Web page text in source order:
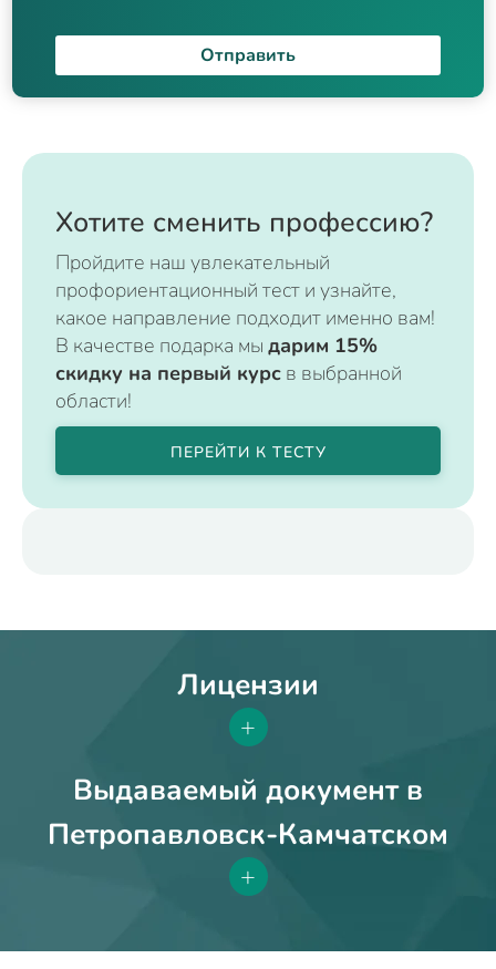
Отправить
Хотите сменить профессию?
Пройдите наш увлекательный
профориентационный тест и узнайте,
какое направление подходит именно вам!
В качестве подарка мы дарим 15%
скидку на первый курс в выбранной
области!
ПЕРЕЙТИ К ТЕСТУ
Лицензии
+
Выдаваемый документ в
Петропавловск-Камчатском
+